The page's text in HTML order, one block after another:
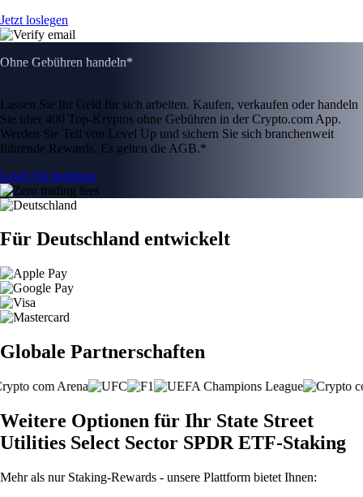
Jetzt loslegen
Ohne Gebühren handeln*
Lassen Sie Ihr Geld für sich arbeiten. Kaufen, verkaufen oder handeln
Sie über 400 Top-Kryptos ohne Gebühren in der Crypto.com App.
Werden Sie Teil von Level Up und sichern Sie sich branchenweit
führende Rewards. Es gelten die AGB.*
Level Up beitreten
Für Deutschland entwickelt
Globale Partnerschaften
Weitere Optionen für Ihr State Street
Utilities Select Sector SPDR ETF-Staking
Mehr als nur Staking-Rewards - unsere Plattform bietet Ihnen: